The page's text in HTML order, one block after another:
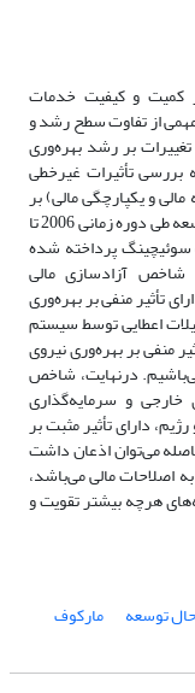
کمیت و کیفیت خدمات
از تفاوت سطح رشد و
بر رشد بهره‌وری
بررسی تأثیرات غیرخطی
و یکپارچگی مالی) بر
بهره‌وری نیروی کار در 15 کشور منتخب درحال توسعه طی دوره زمانی 2006 تا
سوئیچینگ پرداخته شده
آزادسازی مالی
تأثیر منفی بر بهره‌وری
اعطایی توسط سیستم
منفی بر بهره‌وری نیروی
درنهایت، شاخص
خارجی و سرمایه‌گذاری
دارای تأثیر مثبت بر
می‌توان اذعان داشت
اصلاحات مالی می‌باشد،
هرچه بیشتر تقویت و
توسعه مارکوف